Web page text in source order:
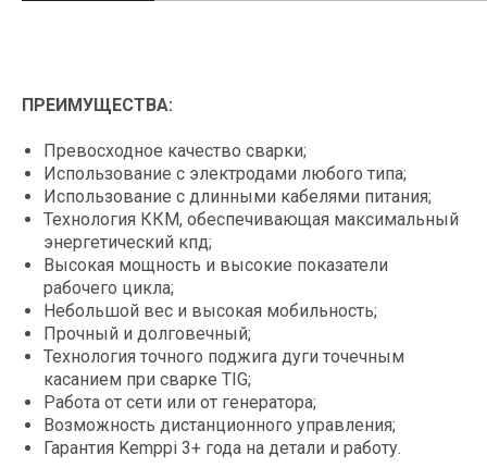
ПРЕИМУЩЕСТВА:
Превосходное качество сварки;
Использование с электродами любого типа;
Использование с длинными кабелями питания;
Технология ККМ, обеспечивающая максимальный
энергетический кпд;
Высокая мощность и высокие показатели
рабочего цикла;
Небольшой вес и высокая мобильность;
Прочный и долговечный;
Технология точного поджига дуги точечным
касанием при сварке TIG;
Работа от сети или от генератора;
Возможность дистанционного управления;
Гарантия Kemppi 3+ года на детали и работу.